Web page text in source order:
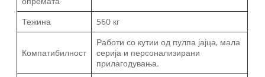
Тежина 560 кг
Компатибилност
Работи со кутии од пулпа јајца, мала
серија и персонализирани
прилагодувања.